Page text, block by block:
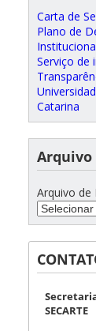
Carta de
Plano de
Serviço de
Catarina
Arquivo de
SECARTE